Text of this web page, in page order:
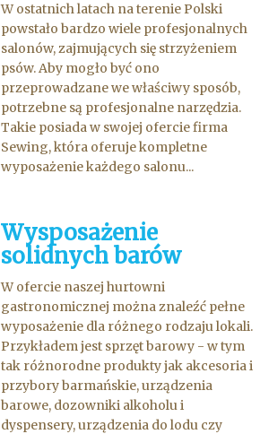
W ostatnich latach na terenie Polski
powstało bardzo wiele profesjonalnych
salonów, zajmujących się strzyżeniem
psów. Aby mogło być ono
przeprowadzane we właściwy sposób,
potrzebne są profesjonalne narzędzia.
Takie posiada w swojej ofercie firma
Sewing, która oferuje kompletne
wyposażenie każdego salonu...
Wysposażenie
solidnych barów
W ofercie naszej hurtowni
gastronomicznej można znaleźć pełne
wyposażenie dla różnego rodzaju lokali.
Przykładem jest sprzęt barowy - w tym
tak różnorodne produkty jak akcesoria i
przybory barmańskie, urządzenia
barowe, dozowniki alkoholu i
dyspensery, urządzenia do lodu czy